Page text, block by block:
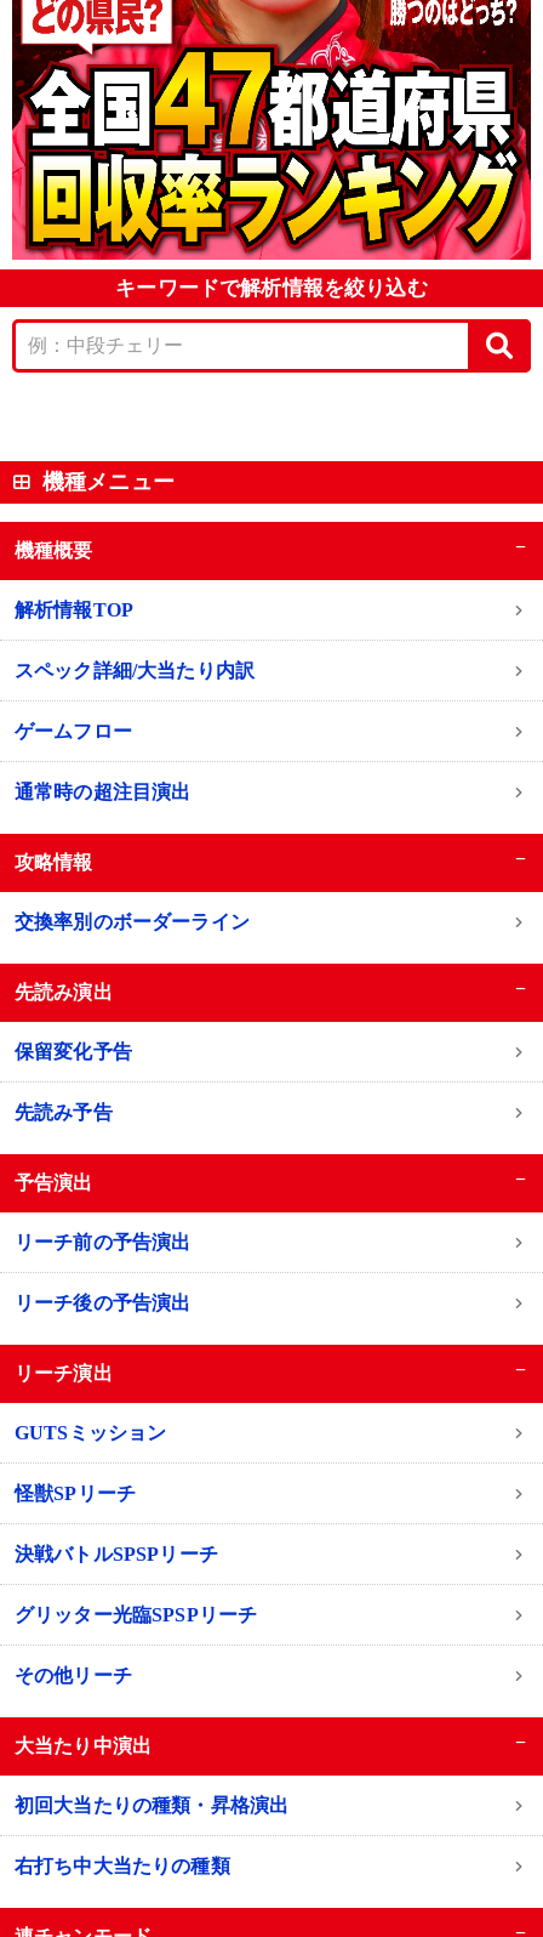
キーワードで解析情報を絞り込む
機種メニュー
機種概要 −
解析情報TOP
スペック詳細/大当たり内訳
ゲームフロー
通常時の超注目演出
攻略情報 −
交換率別のボーダーライン
先読み演出 −
保留変化予告
先読み予告
予告演出 −
リーチ前の予告演出
リーチ後の予告演出
リーチ演出 −
GUTSミッション
怪獣SPリーチ
決戦バトルSPSPリーチ
グリッター光臨SPSPリーチ
その他リーチ
大当たり中演出 −
初回大当たりの種類・昇格演出
右打ち中大当たりの種類
−